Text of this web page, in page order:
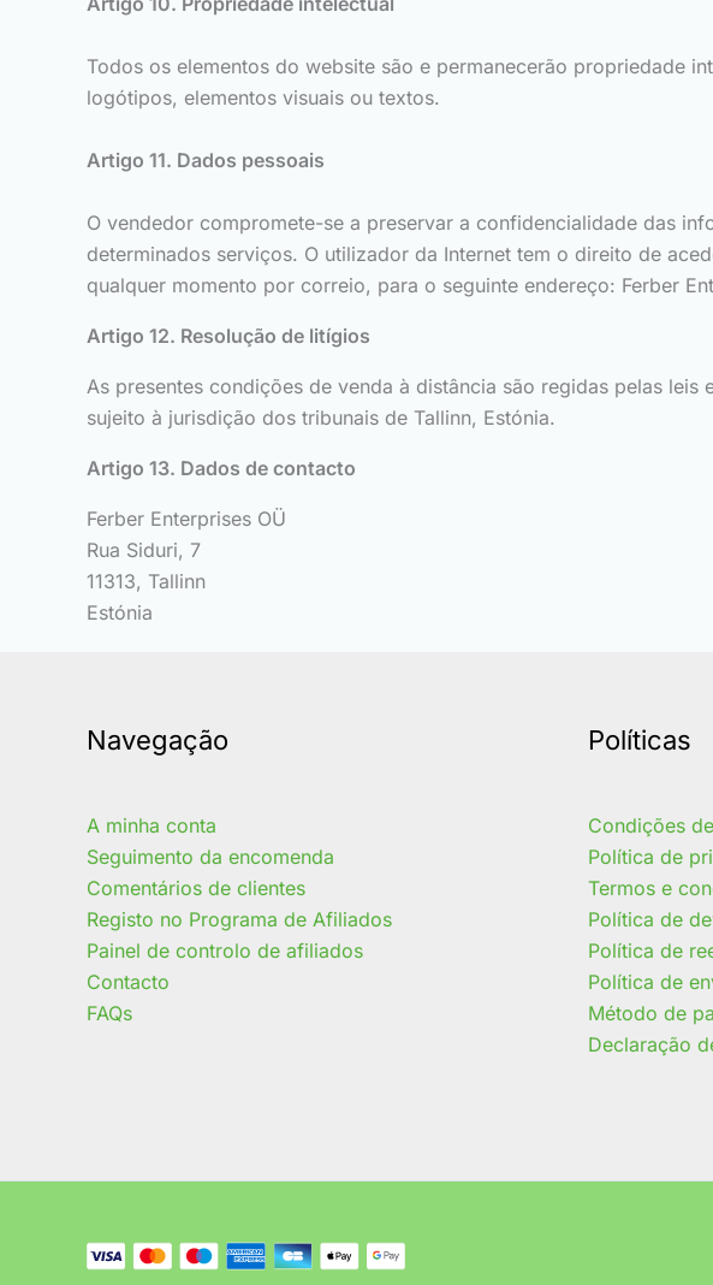
Todos os elementos do website são e permanecerão propriedade
logótipos, elementos visuais ou textos.
Artigo 11. Dados pessoais
O vendedor compromete-se a preservar a confidencialidade das
determinados serviços. O utilizador da Internet tem o direito de
qualquer momento por correio, para o seguinte endereço: Ferber
Artigo 12. Resolução de litígios
As presentes condições de venda à distância são regidas pelas
sujeito à jurisdição dos tribunais de Tallinn, Estónia.
Artigo 13. Dados de contacto
Ferber Enterprises OÜ
Rua Siduri, 7
11313, Tallinn
Estónia
Navegação
A minha conta
Seguimento da encomenda
Comentários de clientes
Registo no Programa de Afiliados
Painel de controlo de afiliados
Contacto
FAQs
Políticas
Condições
Política de
Termos e
Política de
Política de
Política de
Método de
Declaração